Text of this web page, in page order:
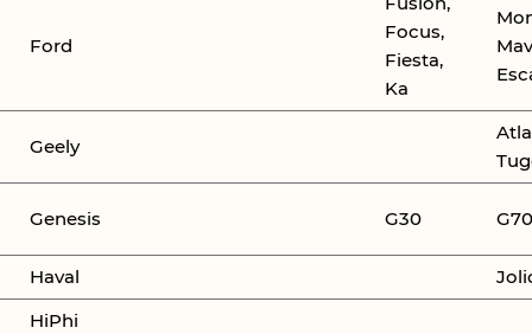
Ford
Focus,
Fiesta,
Ka
Geely
Genesis G30
Haval
HiPhi